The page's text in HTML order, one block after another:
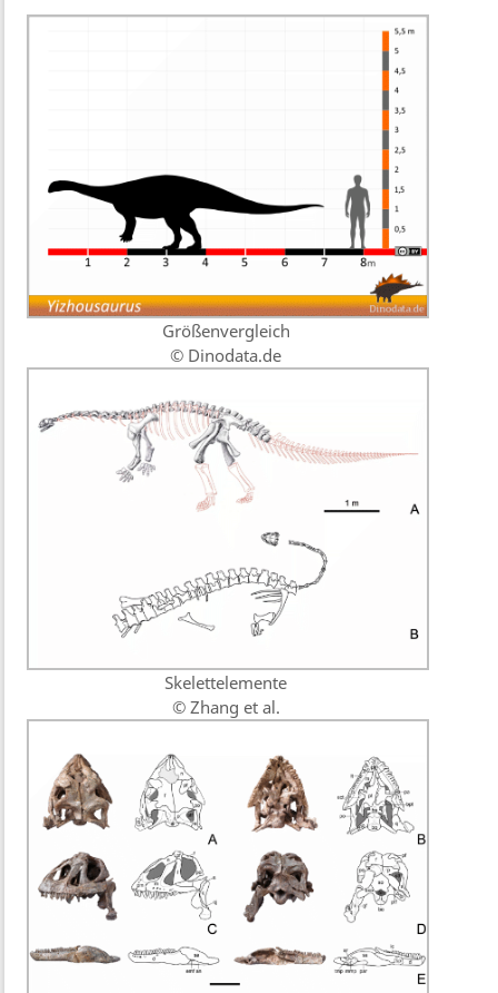
Größenvergleich
© Dinodata.de
Skelettelemente
© Zhang et al.